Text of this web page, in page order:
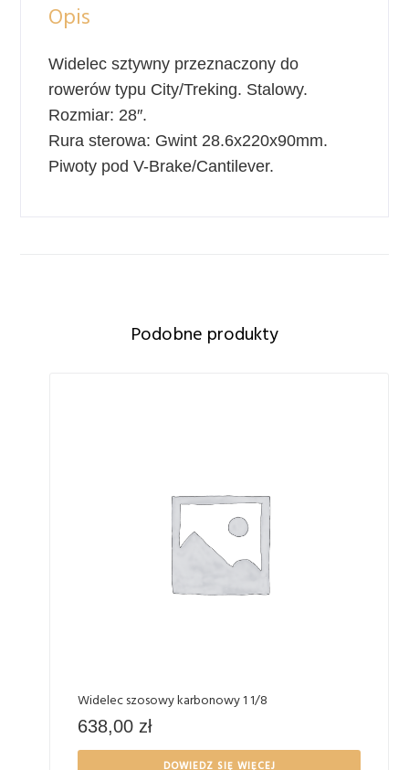
Opis
Widelec sztywny przeznaczony do
rowerów typu City/Treking. Stalowy.
Rozmiar: 28″.
Rura sterowa: Gwint 28.6x220x90mm.
Piwoty pod V-Brake/Cantilever.
Podobne produkty
Widelec szosowy karbonowy 1 1/8
638,00 zł
DOWIEDZ SIĘ WIĘCEJ